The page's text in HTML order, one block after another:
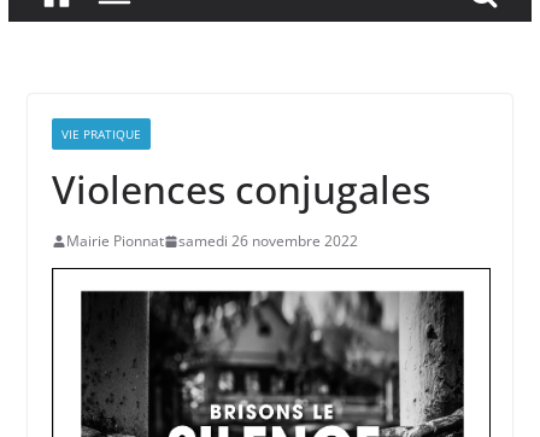
VIE PRATIQUE
Violences conjugales
Mairie Pionnat samedi 26 novembre 2022